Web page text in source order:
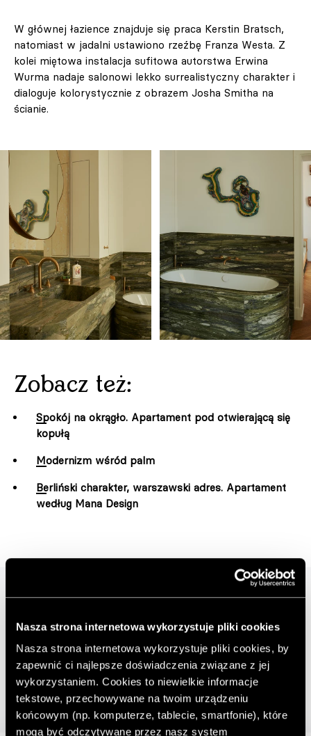
Nasza strona internetowa wykorzystuje pliki cookies
Nasza strona internetowa wykorzystuje pliki cookies, by
zapewnić ci najlepsze doświadczenia związane z jej
wykorzystaniem. Cookies to niewielkie informacje
tekstowe, przechowywane na twoim urządzeniu
końcowym (np. komputerze, tablecie, smartfonie), które
mogą być odczytywane przez nasz system
W głównej łazience znajduje się praca Kerstin Bratsch,
natomiast w jadalni ustawiono rzeźbę Franza Westa. Z
kolei miętowa instalacja sufitowa autorstwa Erwina
Wurma nadaje salonowi lekko surrealistyczny charakter i
dialoguje kolorystycznie z obrazem Josha Smitha na
ścianie.
Zobacz też:
Spokój na okrągło. Apartament pod otwierającą się
kopułą
Modernizm wśród palm
Berliński charakter, warszawski adres. Apartament
według Mana Design